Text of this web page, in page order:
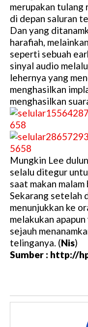
merupakan tulang
di depan saluran
Dan yang
harafiah,
seperti sebuah
sinyal audio
lehernya yang
menghasilkan
menghasilkan
Mungkin Lee
selalu ditegur
saat makan
Sekarang setelah
menunjukkan ke
melakukan
sejauh
telinganya. (Nis)
Sumber : http://